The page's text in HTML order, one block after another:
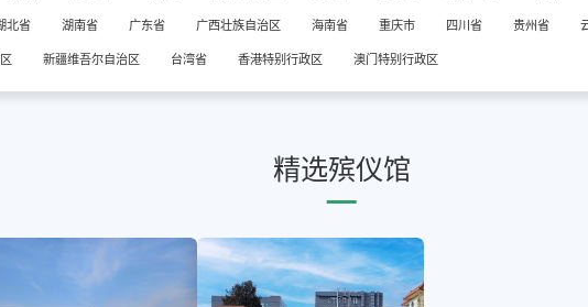
北省 湖南省 广东省 广西壮族自治区 海南省 重庆市 四川省 贵州省
新疆维吾尔自治区 台湾省 香港特别行政区 澳门特别行政区
精选殡仪馆